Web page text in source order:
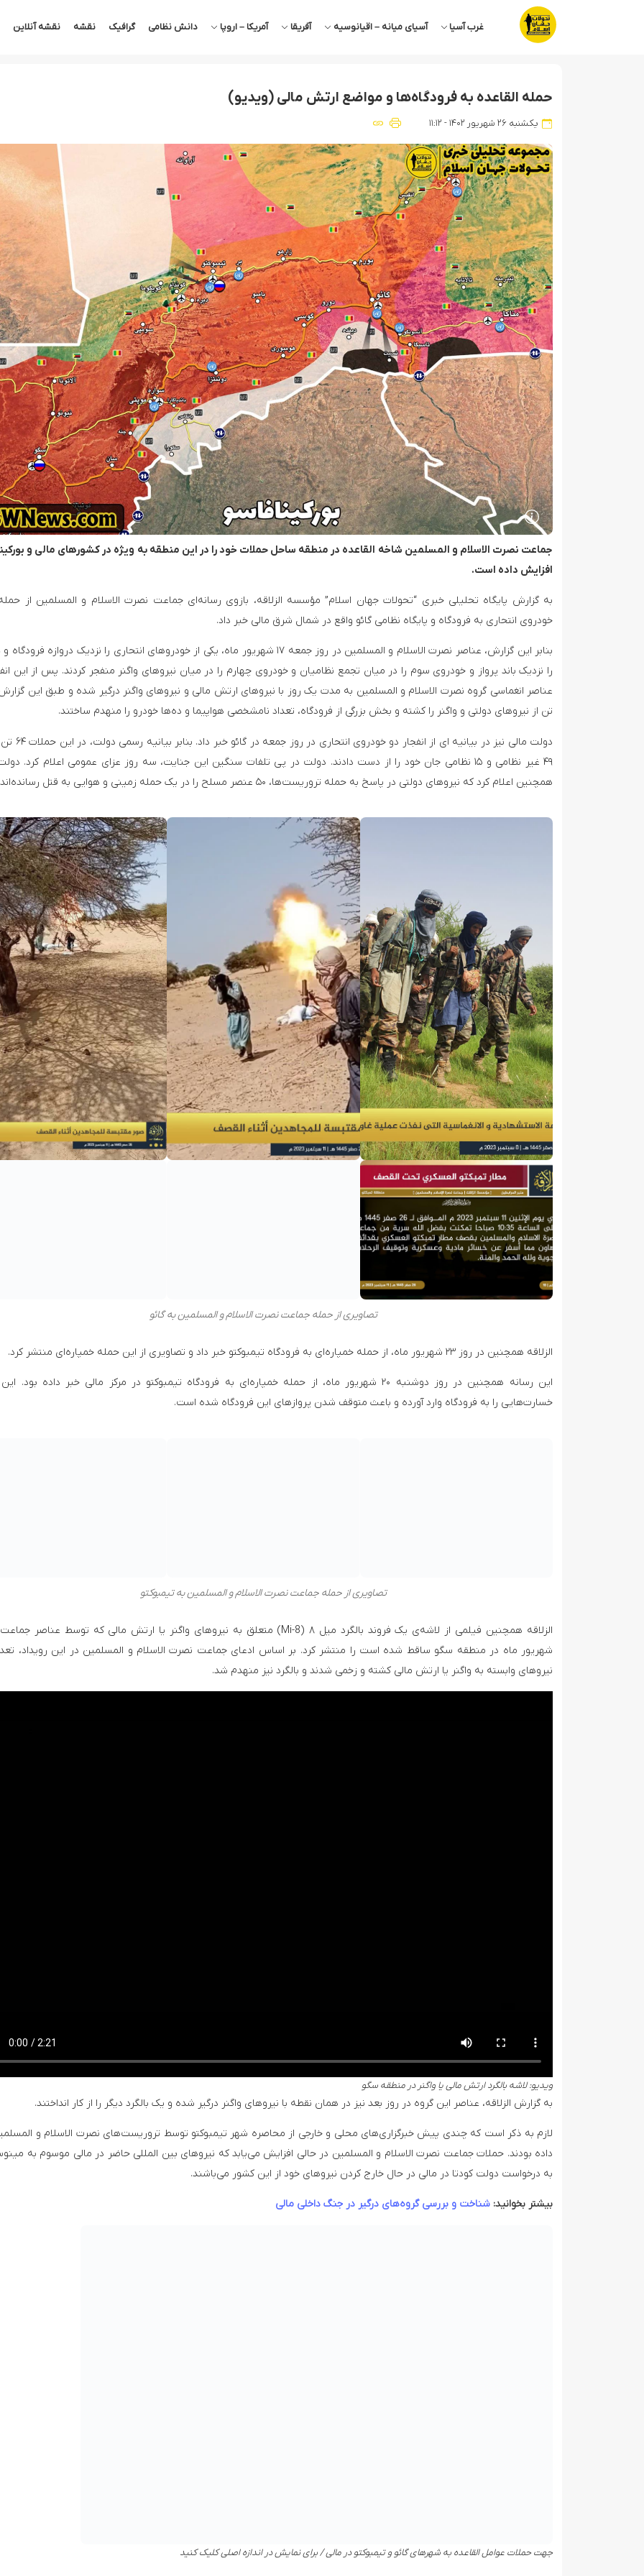
غرب آسیا آسیای میانه – اقیانوسیه آفریقا آمریکا – اروپا دانش نظامی گرافیک نقشه نقشه آنلاین
حمله القاعده به فرودگاه‌ها و مواضع ارتش مالی (ویدیو)
یکشنبه ۲۶ شهریور ۱۴۰۲ - ۱۱:۱۲
جماعت نصرت الاسلام و المسلمین شاخه القاعده در منطقه ساحل حملات خود را در این منطقه به ویژه در کشورهای مالی و
افزایش داده است.
به گزارش پایگاه تحلیلی خبری “تحولات جهان اسلام” مؤسسه الزلاقه، بازوی رسانه‌ای جماعت نصرت الاسلام و المسلمین از
خودروی انتحاری به فرودگاه و پایگاه نظامی گائو واقع در شمال شرق مالی خبر داد.
بنابر این گزارش، عناصر نصرت الاسلام و المسلمین در روز جمعه ۱۷ شهریور ماه، یکی از خودروهای انتحاری را نزدیک دروازه
را نزدیک باند پرواز و خودروی سوم را در میان تجمع نظامیان و خودروی چهارم را در میان نیروهای واگنر منفجر کردند. پس از این
عناصر انغماسی گروه نصرت الاسلام و المسلمین به مدت یک روز با نیروهای ارتش مالی و نیروهای واگنر درگیر شده و طبق این
تن از نیروهای دولتی و واگنر را کشته و بخش بزرگی از فرودگاه، تعداد نامشخصی هواپیما و ده‌ها خودرو را منهدم ساختند.
دولت مالی نیز در بیانیه ای از
۴۹ غیر نظامی و ۱۵ نظامی جان خود را از دست دادند. دولت در پی تلفات سنگین این جنایت، سه روز عزای عمومی اعلام کرد.
همچنین اعلام کرد که نیروهای دولتی در پاسخ به حمله تروریست‌ها، ۵۰ عنصر مسلح را در یک حمله زمینی و هوایی به قتل رسانده‌اند.
تصاویری از حمله جماعت نصرت الاسلام و المسلمین به گائو
الزلاقه همچنین در روز ۲۳ شهریور ماه، از حمله خمپاره‌ای به فرودگاه تیمبوکتو خبر داد و تصاویری از این حمله خمپاره‌ای منتشر کرد.
این رسانه همچنین در روز دوشنبه ۲۰ شهریور ماه، از حمله خمپاره‌ای به فرودگاه تیمبوکتو در مرکز مالی خبر داده بود.
خسارت‌هایی را به فرودگاه وارد آورده و باعث متوقف شدن پروازهای این فرودگاه شده است.
تصاویری از حمله جماعت نصرت الاسلام و المسلمین به تیمبوکتو
شهریور ماه در منطقه سگو ساقط شده است را منتشر کرد. بر اساس ادعای جماعت نصرت الاسلام و المسلمین در این رویداد،
نیروهای وابسته به واگنر یا ارتش مالی کشته و زخمی شدند و بالگرد نیز منهدم شد.
ویدیو: لاشه بالگرد ارتش مالی یا واگنر در منطقه سگو
به گزارش الزلاقه، عناصر این گروه در روز بعد نیز در همان نقطه با نیروهای واگنر درگیر شده و یک بالگرد دیگر را از کار انداختند.
لازم به ذکر است که چندی پیش خبرگزاری‌های محلی و خارجی از محاصره شهر تیمبوکتو توسط تروریست‌های نصرت الاسلام و
داده بودند. حملات جماعت نصرت الاسلام و المسلمین در حالی افزایش می‌یابد که نیروهای بین المللی حاضر در مالی موسوم به
به درخواست دولت کودتا در مالی در حال خارج کردن نیروهای خود از این کشور می‌باشند.
بیشتر بخوانید: شناخت و بررسی گروه‌های درگیر در جنگ داخلی مالی
جهت حملات عوامل القاعده به شهرهای گائو و تیمبوکتو در مالی / برای نمایش در اندازه اصلی کلیک کنید
تصاویر ماهواره‌ای از آثار حملات ایران به کویت ادعای آموزش بیش از ۵ هزار نیروی سومالیایی با نظارت عربستان غرق شدن اولین کشتی متخلف بدست نیروی